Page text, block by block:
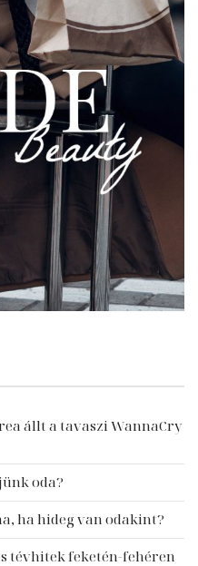
állt a tavaszi WannaCry
oda?
ha hideg van odakint?
tévhitek feketén-fehéren